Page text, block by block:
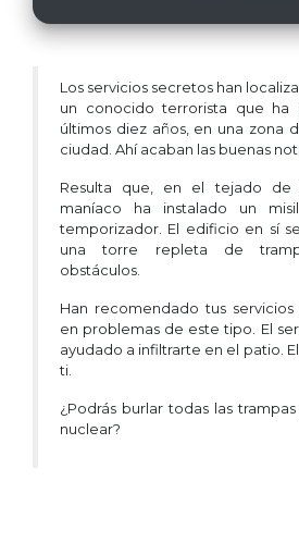
Los servicios secretos han
un conocido terrorista que ha
últimos diez años, en una zona
ciudad. Ahí acaban las buenas
Resulta que, en el tejado de
maníaco ha instalado un
temporizador. El edificio en sí
una torre repleta de
obstáculos.
Han recomendado tus
en problemas de este tipo. El
ayudado a infiltrarte en el patio.
ti.
¿Podrás burlar todas las
nuclear?